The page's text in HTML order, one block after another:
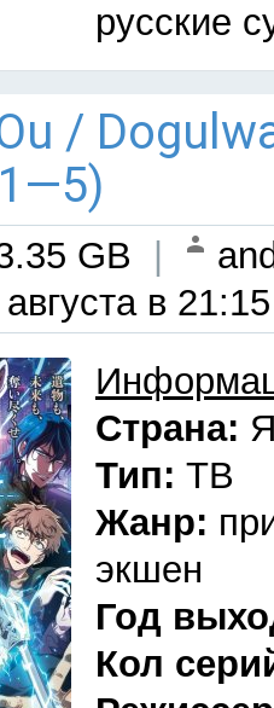
русские
/
GB
в 21:15
Страна:
Тип: ТВ
Жанр:
экшен
Год
Кол